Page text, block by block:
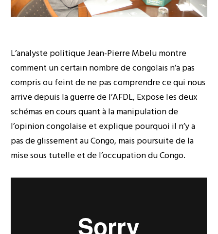
L’analyste politique Jean-Pierre Mbelu montre
comment un certain nombre de congolais n’a pas
compris ou feint de ne pas comprendre ce qui nous
arrive depuis la guerre de l’AFDL, Expose les deux
schémas en cours quant à la manipulation de
l’opinion congolaise et explique pourquoi il n’y a
pas de glissement au Congo, mais poursuite de la
mise sous tutelle et de l’occupation du Congo.